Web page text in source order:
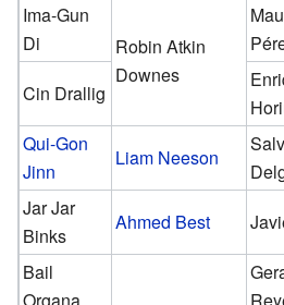
Ima-Gun
Di
Robin Atkin
Downes
Cin Drallig
Qui-Gon
Jinn
Liam Neeson
Jar Jar
Binks
Ahmed Best
Bail
Organa